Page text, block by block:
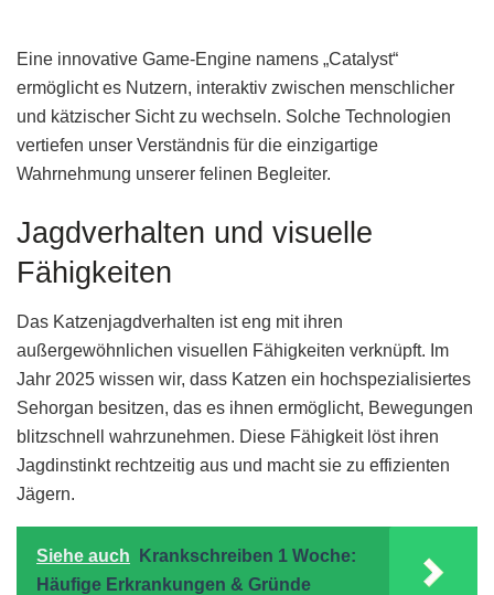
Eine innovative Game-Engine namens „Catalyst“
ermöglicht es Nutzern, interaktiv zwischen menschlicher
und kätzischer Sicht zu wechseln. Solche Technologien
vertiefen unser Verständnis für die einzigartige
Wahrnehmung unserer felinen Begleiter.
Jagdverhalten und visuelle
Fähigkeiten
Das Katzenjagdverhalten ist eng mit ihren
außergewöhnlichen visuellen Fähigkeiten verknüpft. Im
Jahr 2025 wissen wir, dass Katzen ein hochspezialisiertes
Sehorgan besitzen, das es ihnen ermöglicht, Bewegungen
blitzschnell wahrzunehmen. Diese Fähigkeit löst ihren
Jagdinstinkt rechtzeitig aus und macht sie zu effizienten
Jägern.
Siehe auch
Krankschreiben 1 Woche:
Häufige Erkrankungen & Gründe